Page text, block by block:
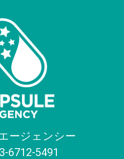
ージェンシー
6712-5491